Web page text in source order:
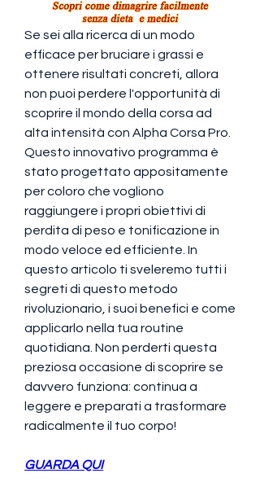
Se sei alla ricerca di un modo
efficace per bruciare i grassi e
ottenere risultati concreti, allora
non puoi perdere l'opportunità di
scoprire il mondo della corsa ad
alta intensità con Alpha Corsa Pro.
Questo innovativo programma è
stato progettato appositamente
per coloro che vogliono
raggiungere i propri obiettivi di
perdita di peso e tonificazione in
modo veloce ed efficiente. In
questo articolo ti sveleremo tutti i
segreti di questo metodo
rivoluzionario, i suoi benefici e come
applicarlo nella tua routine
quotidiana. Non perderti questa
preziosa occasione di scoprire se
davvero funziona: continua a
leggere e preparati a trasformare
radicalmente il tuo corpo!
GUARDA QUI